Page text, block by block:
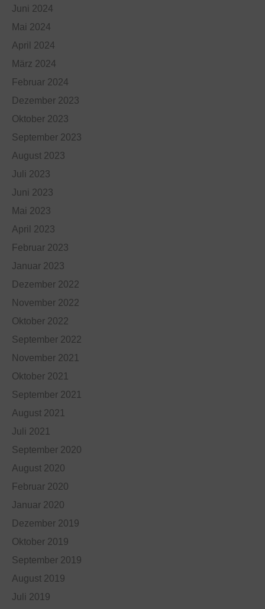
Juni 2024
Mai 2024
April 2024
März 2024
Februar 2024
Dezember 2023
Oktober 2023
September 2023
August 2023
Juli 2023
Juni 2023
Mai 2023
April 2023
Februar 2023
Januar 2023
Dezember 2022
November 2022
Oktober 2022
September 2022
November 2021
Oktober 2021
September 2021
August 2021
Juli 2021
September 2020
August 2020
Februar 2020
Januar 2020
Dezember 2019
Oktober 2019
September 2019
August 2019
Juli 2019